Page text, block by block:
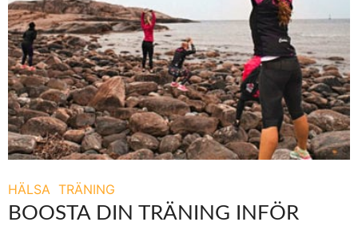
HÄLSA TRÄNING
BOOSTA DIN TRÄNING INFÖR